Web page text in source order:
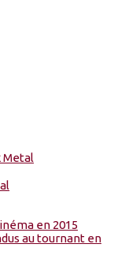
en 2015
au tournant en